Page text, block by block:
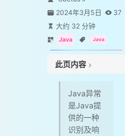
2024年3月5日
37
大约 32 分钟
Java Java
此页内容
# 异常的层次结构
# Throwable
# Error（错误）
# Exception（异常）
Java异常
是Java提
供的一种
识别及响